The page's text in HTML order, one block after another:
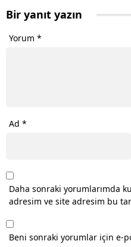
Bir yanıt yazın
Yorum *
Ad *
Daha sonraki yorumlarımda
adresim ve site adresim bu
Beni sonraki yorumlar için e-